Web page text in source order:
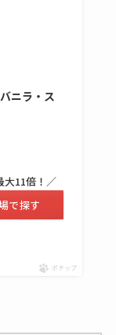
ャルフラ
？なぜ？
？どこで
？なぜ？
？ウルト
は品切れ？
場所調査
ニラ・ス
大11倍！／
で探す
ポチップ